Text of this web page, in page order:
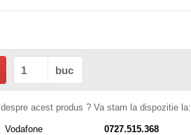
buc
acest produs ? Va stam la dispozitie la:
Vodafone
0727.515.368